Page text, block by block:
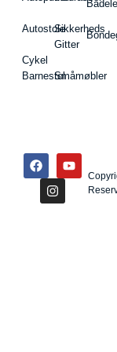
Autostole
Cykel
Barnestol
Sikkerheds
Gitter
Småmøbler